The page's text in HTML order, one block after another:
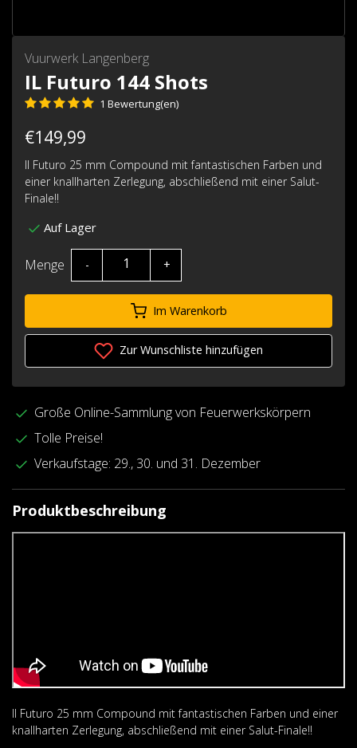
Vuurwerk Langenberg
IL Futuro 144 Shots
1 Bewertung(en)
€149,99
Il Futuro 25 mm Compound mit fantastischen Farben und
einer knallharten Zerlegung, abschließend mit einer Salut-
Finale!!
Auf Lager
Menge - +
Im Warenkorb
Zur Wunschliste hinzufügen
Große Online-Sammlung von Feuerwerkskörpern
Tolle Preise!
Verkaufstage: 29., 30. und 31. Dezember
Produktbeschreibung
Il Futuro 25 mm Compound mit fantastischen Farben und einer
knallharten Zerlegung, abschließend mit einer Salut-Finale!!